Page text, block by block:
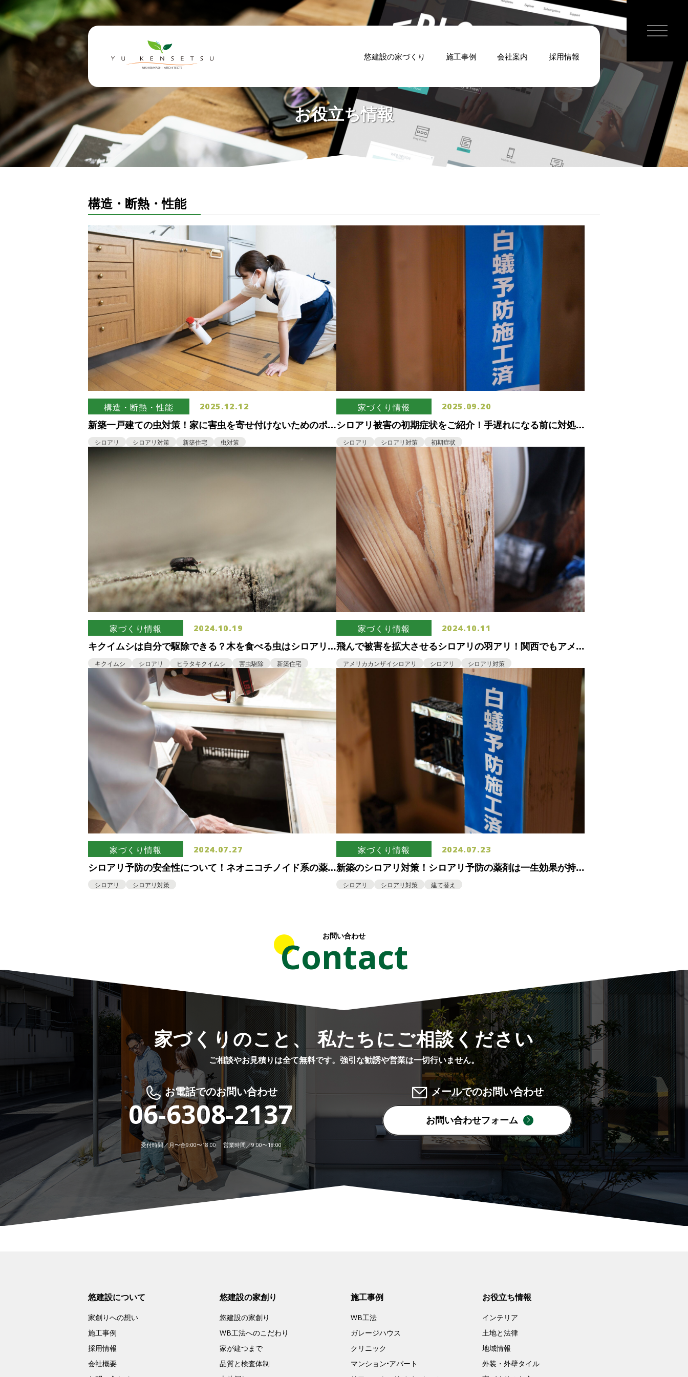
悠建設の家づくり 施工事例 会社案内 採用情報
お役立ち情報
構造・断熱・性能
構造・断熱・性能 2025.12.12
新築一戸建ての虫対策！家に害虫を寄せ付けないためのポ
イント
シロアリ シロアリ対策 新築住宅 虫対策
家づくり情報 2025.09.20
シロアリ被害の初期症状をご紹介！手遅れになる前に対処
すべき症状を知っておこう！
シロアリ シロアリ対策 初期症状
家づくり情報 2024.10.19
キクイムシは自分で駆除できる？木を食べる虫はシロアリ
だけではない！
キクイムシ シロアリ ヒラタキクイムシ 害虫駆除 新築住宅
家づくり情報 2024.10.11
飛んで被害を拡大させるシロアリの羽アリ！関西でもアメ
リカカンザイシロアリの被害が拡大
アメリカカンザイシロアリ シロアリ シロアリ対策
家づくり情報 2024.07.27
シロアリ予防の安全性について！ネオニコチノイド系の薬
剤は人体に影響がある？
シロアリ シロアリ対策
家づくり情報 2024.07.23
新築のシロアリ対策！シロアリ予防の薬剤は一生効果が持
続するわけではない
シロアリ シロアリ対策 建て替え
お問い合わせ
Contact
家づくりのこと、 私たちにご相談ください
ご相談やお見積りは全て無料です。 強引な勧誘や営業は一切行いません。
お電話でのお問い合わせ
06-6308-2137
受付時間／月〜金9:00〜18:00 営業時間／9:00〜18:00
メールでのお問い合わせ
お問い合わせフォーム
悠建設について
家創りへの想い
施工事例
採用情報
会社概要
悠建設の家創り
悠建設の家創り
WB工法へのこだわり
家が建つまで
品質と検査体制
施工事例
WB工法
ガレージハウス
クリニック
マンション•アパート
お役立ち情報
インテリア
土地と法律
地域情報
外装・外壁タイル